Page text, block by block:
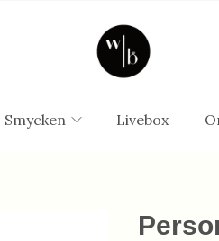
Smycken Livebox